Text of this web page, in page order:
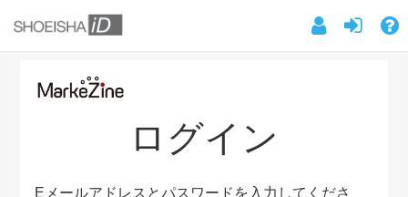
ログイン
Eメールアドレスとパスワードを入力してくださ